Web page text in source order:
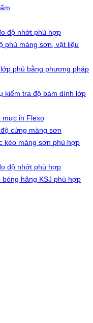
độ nhớt phù hợp
phủ màng sơn, vật liệu
phủ bằng phương pháp
kiểm tra độ bám dính lớp
mực in Flexo
cứng màng sơn
kéo màng sơn phù hợp
độ nhớt phù hợp
hãng KSJ phù hợp